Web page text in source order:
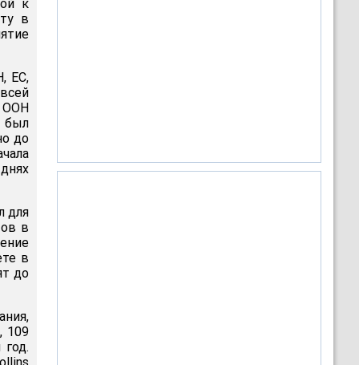
к
в
ЕС,
ООН
был
до
для
в
в
до
109